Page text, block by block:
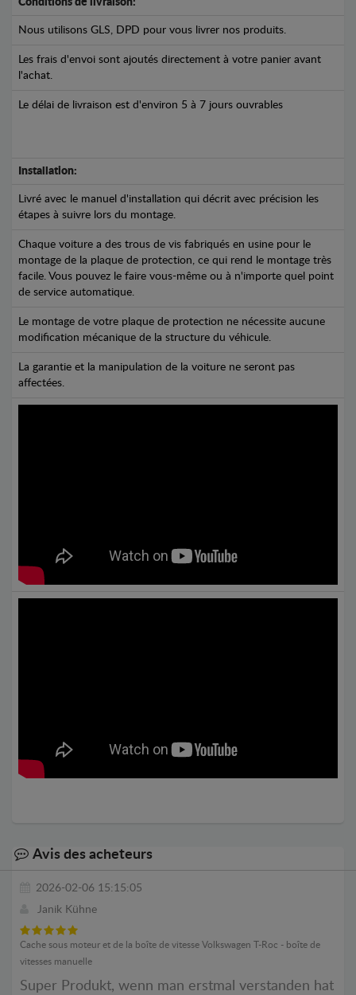
Conditions de livraison:
Nous utilisons GLS, DPD pour vous livrer nos produits.
Les frais d'envoi sont ajoutés directement à votre panier avant
l'achat.
Le délai de livraison est d'environ 5 à 7 jours ouvrables
Installation:
Livré avec le manuel d'installation qui décrit avec précision les
étapes à suivre lors du montage.
Chaque voiture a des trous de vis fabriqués en usine pour le
montage de la plaque de protection, ce qui rend le montage très
facile. Vous pouvez le faire vous-même ou à n'importe quel point
de service automatique.
Le montage de votre plaque de protection ne nécessite aucune
modification mécanique de la structure du véhicule.
La garantie et la manipulation de la voiture ne seront pas
affectées.
Avis des acheteurs
2026-02-06 15:15:05
Janik Kühne
Cache sous moteur et de la boîte de vitesse Volkswagen T-Roc - boîte de
vitesses manuelle
Super Produkt, wenn man erstmal verstanden hat